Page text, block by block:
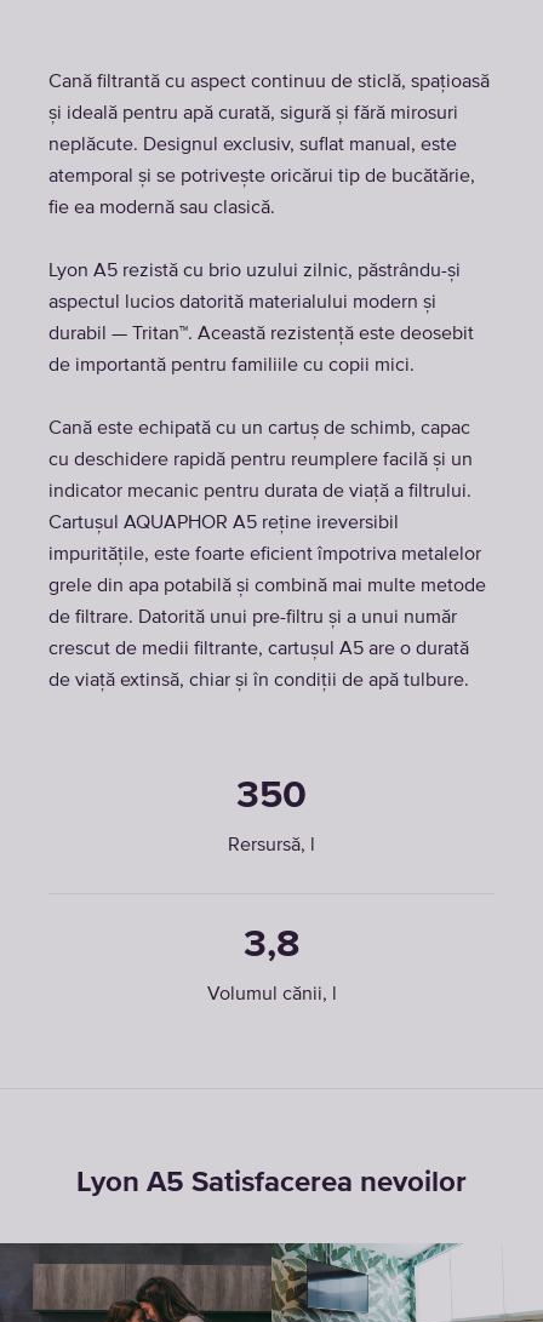
Cană filtrantă cu aspect continuu de sticlă, spațioasă
și ideală pentru apă curată, sigură și fără mirosuri
neplăcute. Designul exclusiv, suflat manual, este
atemporal și se potrivește oricărui tip de bucătărie,
fie ea modernă sau clasică.
Lyon A5 rezistă cu brio uzului zilnic, păstrându-și
aspectul lucios datorită materialului modern și
durabil — Tritan™. Această rezistență este deosebit
de importantă pentru familiile cu copii mici.
Cană este echipată cu un cartuș de schimb, capac
cu deschidere rapidă pentru reumplere facilă și un
indicator mecanic pentru durata de viață a filtrului.
Cartușul AQUAPHOR A5 reține ireversibil
impuritățile, este foarte eficient împotriva metalelor
grele din apa potabilă și combină mai multe metode
de filtrare. Datorită unui pre-filtru și a unui număr
crescut de medii filtrante, cartușul A5 are o durată
de viață extinsă, chiar și în condiții de apă tulbure.
350
Rersursă, l
3,8
Volumul cănii, l
Lyon A5 Satisfacerea nevoilor